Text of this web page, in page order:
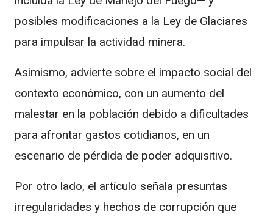
posibles modificaciones a la Ley de Glaciares
para impulsar la actividad minera.
Asimismo, advierte sobre el impacto social del
contexto económico, con un aumento del
malestar en la población debido a dificultades
para afrontar gastos cotidianos, en un
escenario de pérdida de poder adquisitivo.
Por otro lado, el artículo señala presuntas
irregularidades y hechos de corrupción que